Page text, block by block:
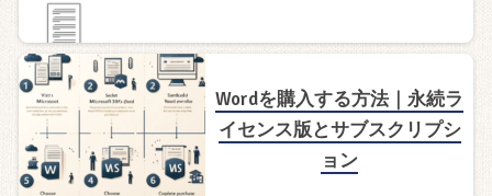
Wordを購入する方法｜永続ラ
イセンス版とサブスクリプシ
ョン